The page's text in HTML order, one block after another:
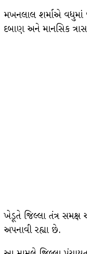
મખનલાલ શર્માએ વધુમાં
દબાણ અને માનસિક
ખેડૂતે જિલ્લા તંત્ર સમક્ષ
અપનાવી રહ્યા છે.